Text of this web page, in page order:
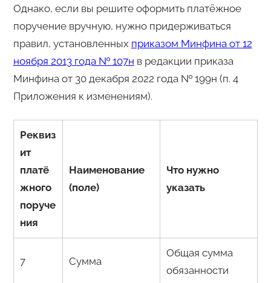
Однако, если вы решите оформить платёжное
поручение вручную, нужно придерживаться
правил, установленных приказом Минфина от 12
ноября 2013 года № 107н в редакции приказа
Минфина от 30 декабря 2022 года № 199н (п. 4
Приложения к изменениям).
Реквиз
ит
платё
жного
поруче
ния
Наименование
(поле)
Что нужно
указать
7 Сумма
Общая сумма
обязанности